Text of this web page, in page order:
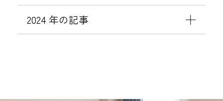
2024 年の記事